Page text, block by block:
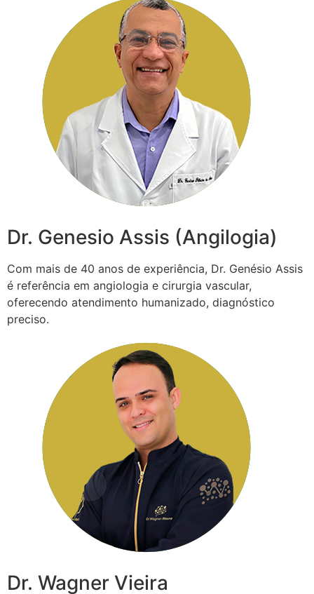
Dr. Genesio Assis (Angilogia)
Com mais de 40 anos de experiência, Dr. Genésio Assis
é referência em angiologia e cirurgia vascular,
oferecendo atendimento humanizado, diagnóstico
preciso.
Dr. Wagner Vieira